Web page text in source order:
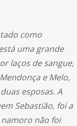
como
uma grande
laços de sangue,
e Melo,
esposas. A
Sebastião, foi a
namoro não foi